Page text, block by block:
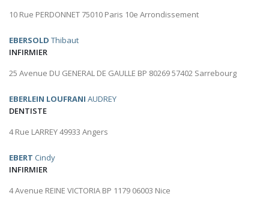
10 Rue PERDONNET 75010 Paris 10e Arrondissement
EBERSOLD Thibaut
INFIRMIER
25 Avenue DU GENERAL DE GAULLE BP 80269 57402 Sarrebourg
EBERLEIN LOUFRANI AUDREY
DENTISTE
4 Rue LARREY 49933 Angers
EBERT Cindy
INFIRMIER
4 Avenue REINE VICTORIA BP 1179 06003 Nice